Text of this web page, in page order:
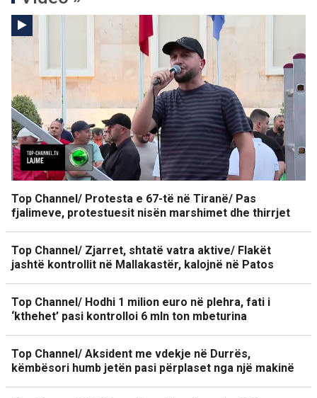
Top Channel/ Protesta e 67-të në Tiranë/ Pas
fjalimeve, protestuesit nisën marshimet dhe thirrjet
Top Channel/ Zjarret, shtatë vatra aktive/ Flakët
jashtë kontrollit në Mallakastër, kalojnë në Patos
Top Channel/ Hodhi 1 milion euro në plehra, fati i
‘kthehet’ pasi kontrolloi 6 mln ton mbeturina
Top Channel/ Aksident me vdekje në Durrës,
këmbësori humb jetën pasi përplaset nga një makinë